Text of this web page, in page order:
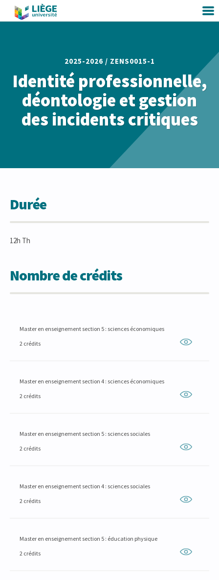
2025-2026 / ZENS0015-1
Identité professionnelle,
déontologie et gestion
des incidents critiques
Durée
12h Th
Nombre de crédits
Master en enseignement section 5 : sciences économiques
2 crédits
Master en enseignement section 4 : sciences économiques
2 crédits
Master en enseignement section 5 : sciences sociales
2 crédits
Master en enseignement section 4 : sciences sociales
2 crédits
Master en enseignement section 5 : éducation physique
2 crédits